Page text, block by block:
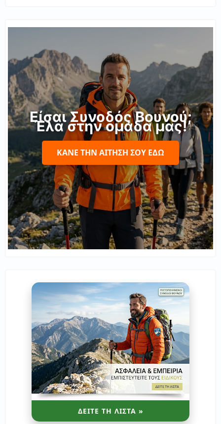
Είσαι Συνοδός Βουνού;
Έλα στην ομάδα μας!
ΚΆΝΕ ΤΗΝ ΑΊΤΗΣΉ ΣΟΥ ΕΔΏ
ΔΕΙΤΕ ΤΗ ΛΙΣΤΑ »